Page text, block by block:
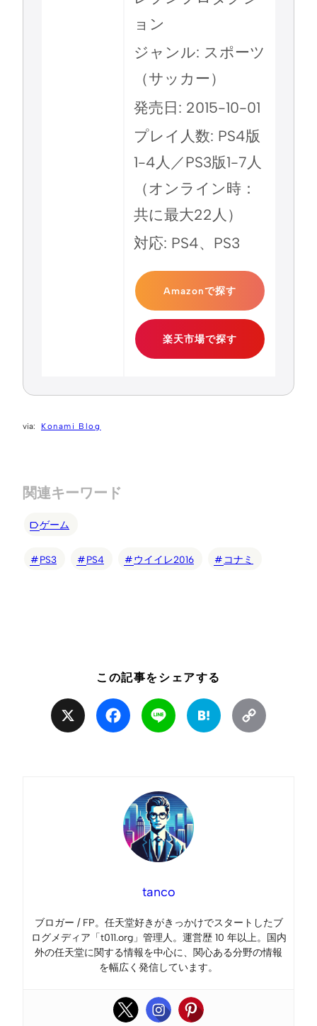
ョン
ジャンル: スポーツ
（サッカー）
発売日: 2015-10-01
プレイ人数: PS4版
1-4人／PS3版1-7人
（オンライン時：
共に最大22人）
対応: PS4、PS3
Amazonで探す
楽天市場で探す
Konami Blog
関連キーワード
ゲーム
PS3 PS4 ウイイレ2016 コナミ
この記事をシェアする
Facebook Line Hatena
tanco
ブロガー / FP。任天堂好きがきっかけでスタートしたブ
ログメディア「t011.org」管理人。運営歴 10 年以上。国内
外の任天堂に関する情報を中心に、関心ある分野の情報
を幅広く発信しています。